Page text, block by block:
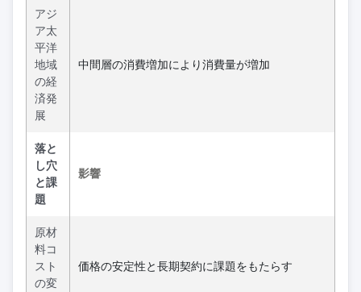
アジ
ア太
平洋
地域
の経
済発
展
中間層の消費増加により消費量が増加
落と
し穴
と課
題
影響
原材
料コ
スト
の変
価格の安定性と長期契約に課題をもたらす